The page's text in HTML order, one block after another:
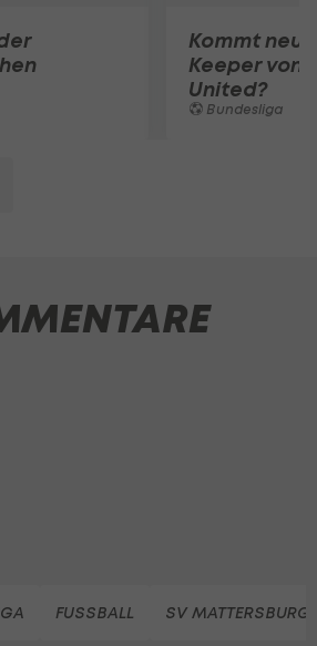
Kommt
Keeper von
United?
Bundesliga
FUSSBALL SV MATTERSBURG